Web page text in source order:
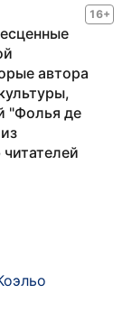
16+
автора
"Фолья де